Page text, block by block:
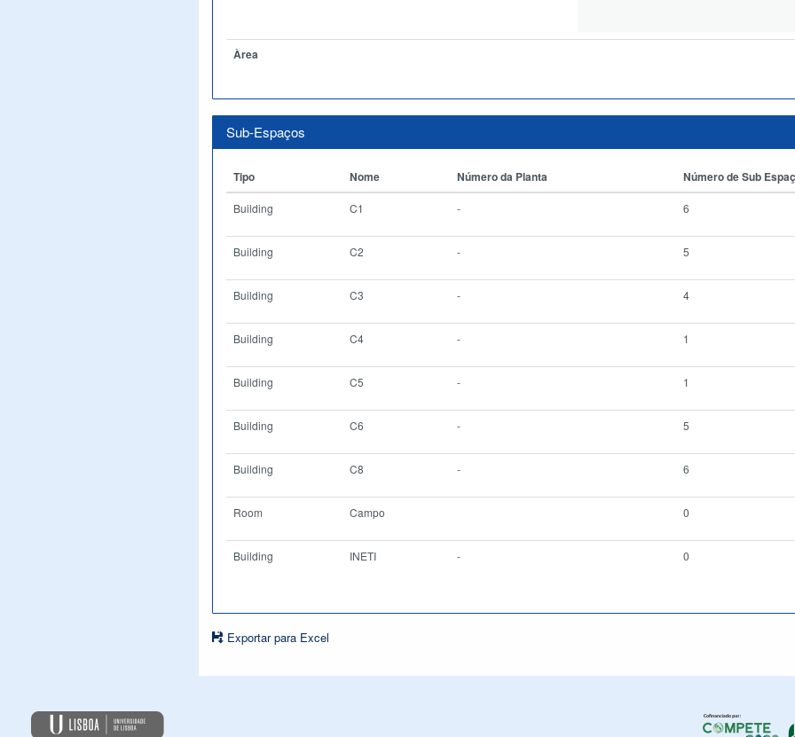
Àrea
Sub-Espaços
Tipo Nome Número da Planta Número de Sub
Building C1 - 6
Building C2 - 5
Building C3 - 4
Building C4 - 1
Building C5 - 1
Building C6 - 5
Building C8 - 6
Room Campo 0
Building INETI - 0
Exportar para Excel